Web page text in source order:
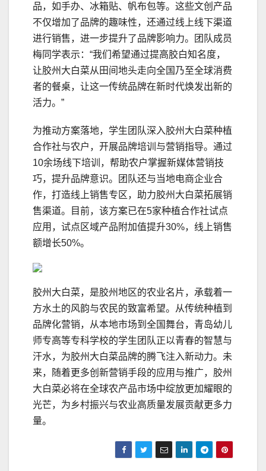
品，如手办、冰箱贴、帆布包等。这些文创产品
不仅增加了品牌的趣味性，还通过线上线下渠道
进行销售，进一步提升了品牌影响力。团队成员
梅同学表示：“我们希望通过提高胶白知名度，
让胶州大白菜从田间地头走向全国乃至全球消费
者的餐桌，让这一传统品牌在新时代焕发出新的
活力。”
为推动方案落地，学生团队深入胶州大白菜种植
合作社与农户，开展品牌培训与营销指导。通过
10余场线下培训，帮助农户掌握新媒体营销技
巧，提升品牌意识。团队还与当地电商企业合
作，打造线上销售专区，助力胶州大白菜拓展销
售渠道。目前，该方案已在5家种植合作社试点
应用，试点区域产品附加值提升30%，线上销售
额增长50%。
胶州大白菜，是胶州地区的农业名片，承载着一
方水土的风韵与农民的致富希望。从传统种植到
品牌化营销，从本地市场到全国舞台，青岛幼儿
师专高等专科学校的学生团队正以青春的智慧与
汗水，为胶州大白菜品牌的腾飞注入新动力。未
来，随着更多创新营销手段的应用与推广，胶州
大白菜必将在全球农产品市场中绽放更加耀眼的
光芒，为乡村振兴与农业高质量发展贡献更多力
量。